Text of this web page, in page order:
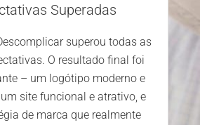
Superadas
superou todas as
O resultado final foi
– um logótipo moderno e
site funcional e atrativo, e
de marca que realmente